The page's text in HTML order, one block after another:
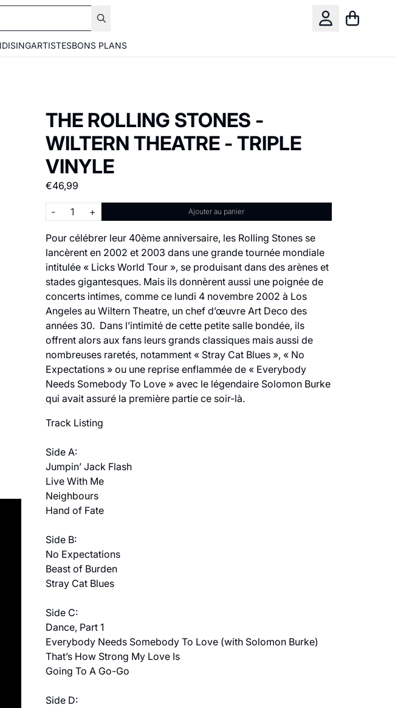
Panier
ARTISTESBONS PLANS
THE ROLLING STONES -
WILTERN THEATRE - TRIPLE
VINYLE
€46,99
Quantité
- + Ajouter au panier
Pour célébrer leur 40ème anniversaire, les Rolling Stones se
lancèrent en 2002 et 2003 dans une grande tournée mondiale
intitulée « Licks World Tour », se produisant dans des arènes et
stades gigantesques. Mais ils donnèrent aussi une poignée de
concerts intimes, comme ce lundi 4 novembre 2002 à Los
Angeles au Wiltern Theatre, un chef d’œuvre Art Deco des
années 30. Dans l’intimité de cette petite salle bondée, ils
offrent alors aux fans leurs grands classiques mais aussi de
nombreuses raretés, notamment « Stray Cat Blues », « No
Expectations » ou une reprise enflammée de « Everybody
Needs Somebody To Love » avec le légendaire Solomon Burke
qui avait assuré la première partie ce soir-là.
Track Listing
Side A:
Jumpin’ Jack Flash
Live With Me
Neighbours
Hand of Fate
Side B:
No Expectations
Beast of Burden
Stray Cat Blues
Side C:
Dance, Part 1
Everybody Needs Somebody To Love (with Solomon Burke)
That’s How Strong My Love Is
Going To A Go-Go
Side D: